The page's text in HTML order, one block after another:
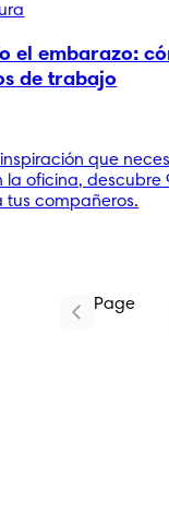
el embarazo:
de trabajo
que
la oficina, descubre
tus compañeros.
Page